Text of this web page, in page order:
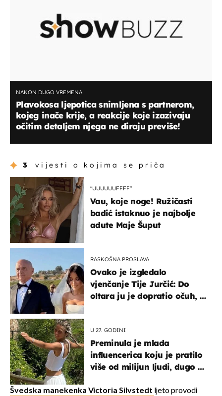
NAKON DUGO VREMENA
Plavokosa ljepotica snimljena s partnerom,
kojeg inače krije, a reakcije koje izazivaju
očitim detaljem njega ne diraju previše!
3 vijesti o kojima se priča
"UUUUUUFFFF"
Vau, koje noge! Ružičasti
badić istaknuo je najbolje
adute Maje Šuput
RASKOŠNA PROSLAVA
Ovako je izgledalo
vjenčanje Tije Jurčić: Do
oltara ju je dopratio očuh, a
U 27. GODINI
Preminula je mlada
influencerica koju je pratilo
više od milijun ljudi, dugo se
Švedska manekenka Victoria Silvstedt ljeto provodi